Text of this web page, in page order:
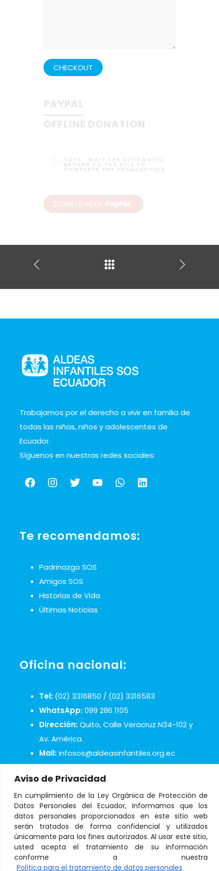
Aviso de Privacidad
En cumplimiento de la Ley Orgánica de Protección de
Datos Personales del Ecuador, informamos que los
datos personales proporcionados en este sitio web
serán tratados de forma confidencial y utilizados
únicamente para los fines autorizados. Al usar este sitio,
usted acepta el tratamiento de su información
conforme a nuestra
Política para el tratamiento de datos personales
CHECKOUT
PAYPAL
OFFLINE DONATION
NOTE : WAIT THE AUTOMATIC
RETURN TO THE SITE TO
COMPLETE THE TRANSACTION
Trabajamos por el derecho a vivir en familia de
todas las niñas, niños y adolescentes de
Ecuador.
Síguenos en nuestras redes sociales:
Te recomendamos:
Padrinazgo SOS
Amigos SOS
Historias de Vida
Últimas Noticias
Oficina nacional:
Tel: (02) 3316850 / (02) 3316583
WhatsApp:099 286 1105
Dirección:Quito, Calle Veracruz N34-102 y
Av. América.
Mail:infosos@aldeasinfantiles.org.ec
© Copyright 2021 Aldeas Infantiles SOS Ecuador
Tratamiento de datos personales Términos y